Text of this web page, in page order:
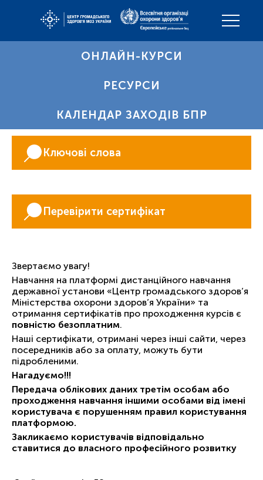
ОНЛАЙН-КУРСИ
РЕСУРСИ
КАЛЕНДАР ЗАХОДІВ БПР
Ключові слова
Перевірити сертифікат
Звертаємо увагу!
Навчання на платформі дистанційного навчання
державної установи «Центр громадського здоров’я
Міністерства охорони здоров’я України» та
отримання сертифікатів про проходження курсів є
повністю безоплатним.
Наші сертифікати, отримані через інші сайти, через
посередників або за оплату, можуть бути
підробленими.
Нагадуємо!!!
Передача облікових даних третім особам або
проходження навчання іншими особами від імені
користувача є порушенням правил користування
платформою.
Закликаємо користувачів відповідально
ставитися до власного професійного розвитку